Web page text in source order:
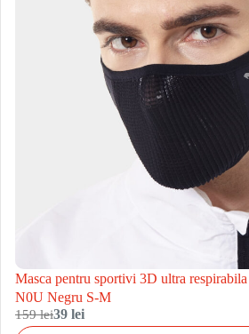
Masca pentru sportivi 3D ultra
N0U Negru S-M
159 lei39 lei